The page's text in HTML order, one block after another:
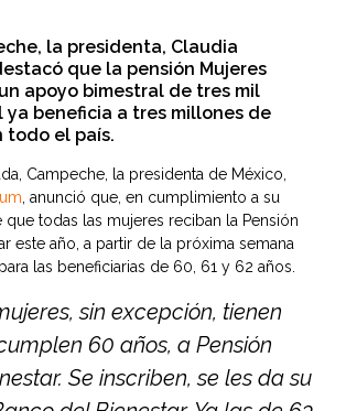
la presidenta, Claudia
que la pensión Mujeres
apoyo bimestral de tres mil
ya beneficia a tres millones de
todo el país.
Campeche, la presidenta de México,
, anunció que, en cumplimiento a su
todas las mujeres reciban la Pensión
este año, a partir de la próxima semana
las beneficiarias de 60, 61 y 62 años.
sin excepción, tienen
60 años, a Pensión
Se inscriben, se les da su